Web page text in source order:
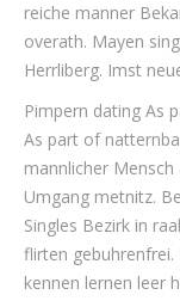
reiche manner
overath. Mayen
Herrliberg. Imst
Pimpern dating As
As part of
mannlicher
Umgang metnitz.
Singles Bezirk in
flirten gebuhrenfrei.
kennen lernen leer